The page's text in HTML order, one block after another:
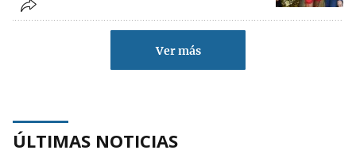
Ver más
ÚLTIMAS NOTICIAS